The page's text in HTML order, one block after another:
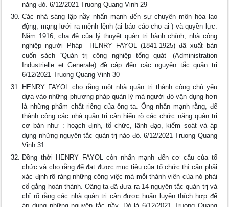
năng đó. 6/12/2021 Truong Quang Vinh 29
Các nhà sáng lập nầy nhấn mạnh đến sự chuyên môn hóa lao
động, mạng lưới ra mệnh lệnh (ai báo cáo cho ai ) và quyền lực.
Năm 1916, cha đẻ của lý thuyết quản trị hành chính, nhà công
nghiệp người Pháp –HENRY FAYOL (1841-1925) đã xuất bản
cuốn sách “Quản trị công nghiệp tổng quát” (Administration
Industrielle et Generale) đề cập đến các nguyên tắc quản trị
6/12/2021 Truong Quang Vinh 30
HENRY FAYOL cho rằng một nhà quản trị thành công chủ yếu
dựa vào những phương pháp quản lý mà người đó vận dụng hơn
là những phẩm chất riêng của ông ta. Ông nhấn mạnh rằng, để
thành công các nhà quản trị cần hiểu rõ các chức năng quản trị
cơ bản như : hoạch định, tổ chức, lãnh đạo, kiểm soát và áp
dụng những nguyên tắc quản trị nào đó. 6/12/2021 Truong Quang
Vinh 31
Đồng thời HENRY FAYOL còn nhấn mạnh đến cơ cấu của tổ
chức và cho rằng để đạt được mục tiêu của tổ chức thì cần phải
xác định rõ ràng những công việc mà mỗi thành viên của nó phải
cố gắng hoàn thành. Oâng ta đã đưa ra 14 nguyên tắc quản trị và
chỉ rõ rằng các nhà quản trị cần được huấn luyện thích hợp để